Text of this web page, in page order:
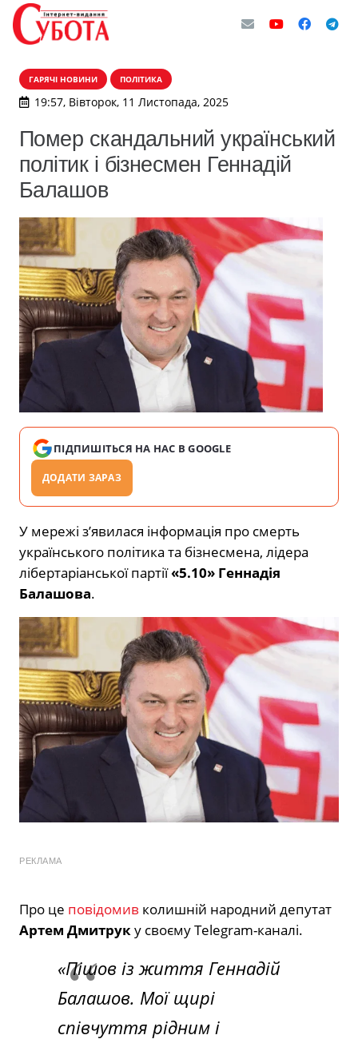
ГАРЯЧІ НОВИНИ ПОЛІТИКА
19:57, Вівторок, 11 Листопада, 2025
Помер скандальний український
політик і бізнесмен Геннадій
Балашов
ПІДПИШІТЬСЯ НА НАС В GOOGLE
ДОДАТИ ЗАРАЗ
У мережі з’явилася інформація про смерть
українського політика та бізнесмена, лідера
лібертаріанської партії«5.10» Геннадія
Балашова.
РЕКЛАМА
Про це повідомив колишній народний депутат
Артем Дмитруку своєму Telegram-каналі.
«Пішов із життя Геннадій
Балашов. Мої щирі
співчуття рідним і